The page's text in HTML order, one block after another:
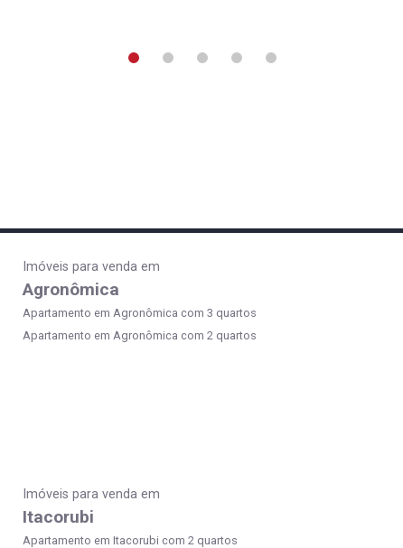
Imóveis para venda em
Agronômica
Apartamento em Agronômica com 3 quartos
Apartamento em Agronômica com 2 quartos
Imóveis para venda em
Itacorubi
Apartamento em Itacorubi com 2 quartos